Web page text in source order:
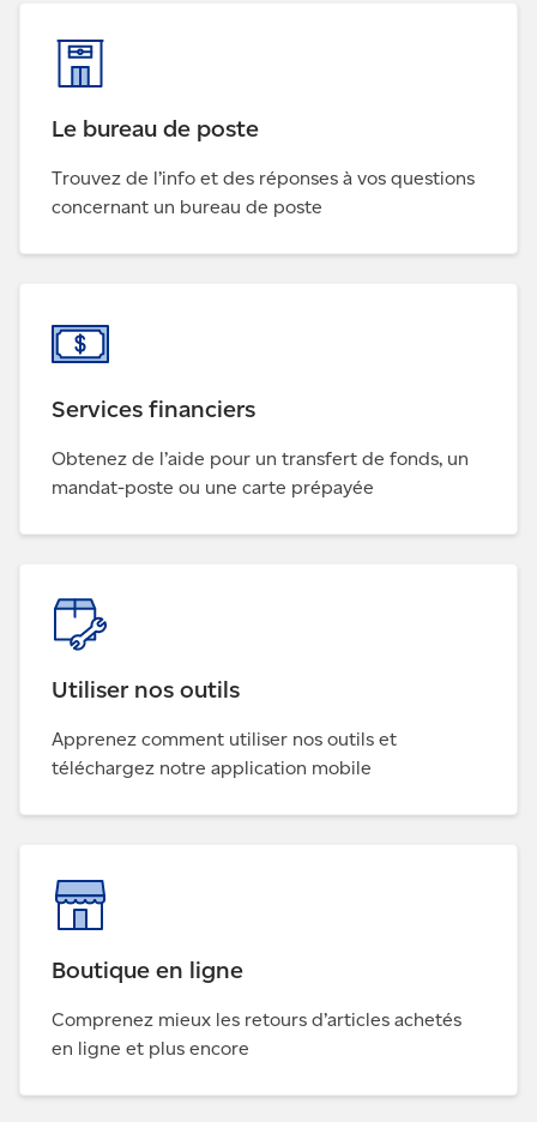
Le bureau de poste
Trouvez de l’info et des réponses à vos questions
concernant un bureau de poste
Services financiers
Obtenez de l’aide pour un transfert de fonds, un
mandat-poste ou une carte prépayée
Utiliser nos outils
Apprenez comment utiliser nos outils et
téléchargez notre application mobile
Boutique en ligne
Comprenez mieux les retours d’articles achetés
en ligne et plus encore